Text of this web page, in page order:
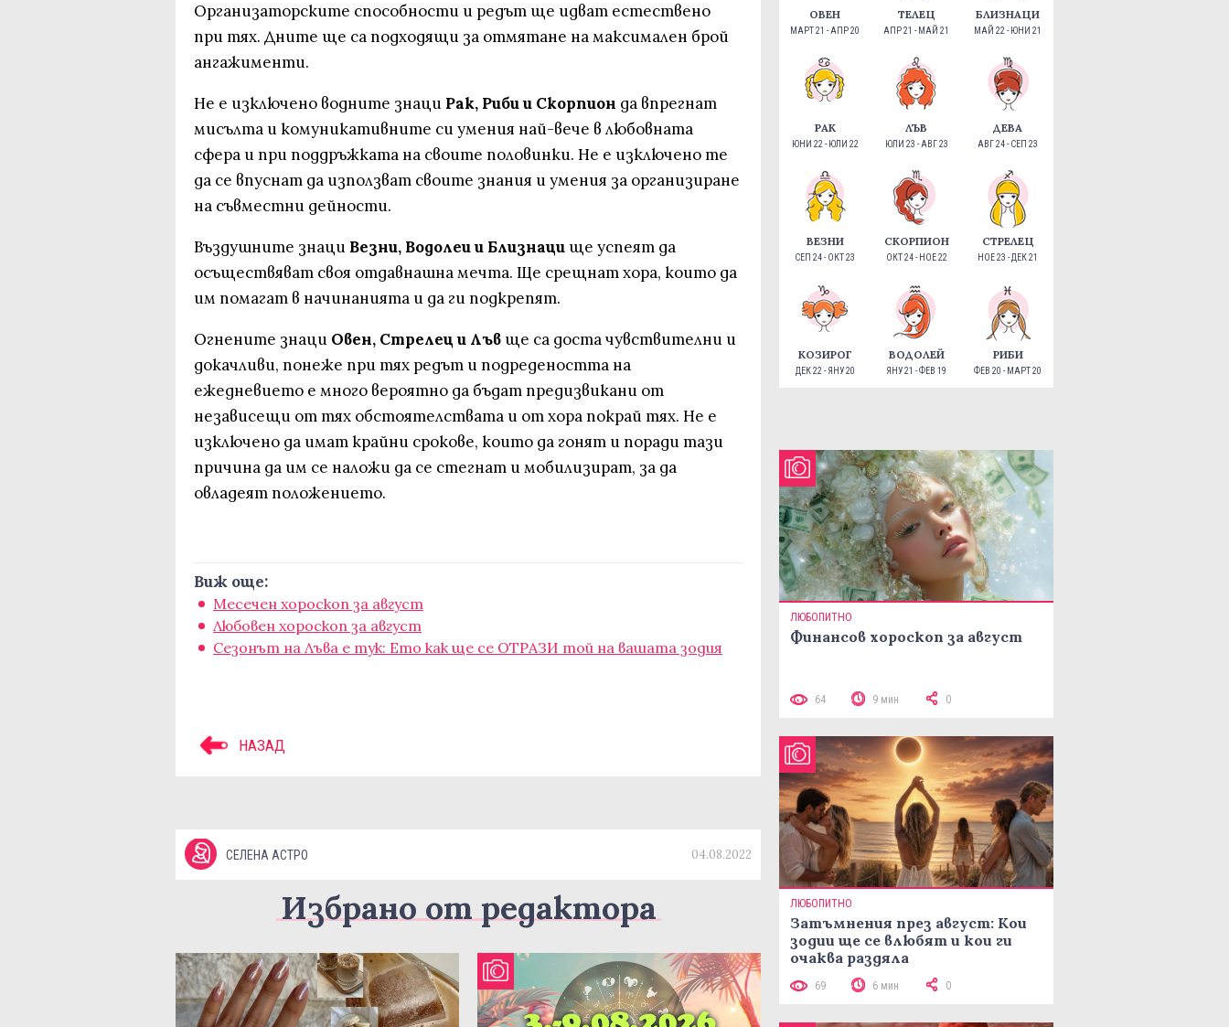
Организаторските способности и редът ще идват естествено
при тях. Дните ще са подходящи за отмятане на максимален брой
ангажименти.
Не е изключено водните знаци Рак, Риби и Скорпион да впрегнат
мисълта и комуникативните си умения най-вече в любовната
сфера и при поддръжката на своите половинки. Не е изключено те
да се впуснат да използват своите знания и умения за организиране
на съвместни дейности.
Въздушните знаци Везни, Водолеи и Близнаци ще успеят да
осъществяват своя отдавнашна мечта. Ще срещнат хора, които да
им помагат в начинанията и да ги подкрепят.
Огнените знаци Овен, Стрелец и Лъв ще са доста чувствителни и
докачливи, понеже при тях редът и подредеността на
ежедневието е много вероятно да бъдат предизвикани от
независещи от тях обстоятелствата и от хора покрай тях. Не е
изключено да имат крайни срокове, които да гонят и поради тази
причина да им се наложи да се стегнат и мобилизират, за да
овладеят положението.
Виж още:
Месечен хороскоп за август
Любовен хороскоп за август
Сезонът на Лъва е тук: Ето как ще се ОТРАЗИ той на вашата зодия
НАЗАД
СЕЛЕНА АСТРО 04.08.2022
Избрано от редактора
ОВЕН
МАРТ 21 - АПР 20
ТЕЛЕЦ
АПР 21 - МАЙ 21
БЛИЗНАЦИ
МАЙ 22 - ЮНИ 21
РАК
ЮНИ 22 - ЮЛИ 22
ЛЪВ
ЮЛИ 23 - АВГ 23
ДЕВА
АВГ 24 - СЕП 23
ВЕЗНИ
СЕП 24 - ОКТ 23
СКОРПИОН
ОКТ 24 - НОЕ 22
СТРЕЛЕЦ
НОЕ 23 - ДЕК 21
КОЗИРОГ
ДЕК 22 - ЯНУ 20
ВОДОЛЕЙ
ЯНУ 21 - ФЕВ 19
РИБИ
ФЕВ 20 - МАРТ 20
ЛЮБОПИТНО
Финансов хороскоп за август
64 9 мин 0
ЛЮБОПИТНО
Затъмнения през август: Кои
зодии ще се влюбят и кои ги
очаква раздяла
69 6 мин 0